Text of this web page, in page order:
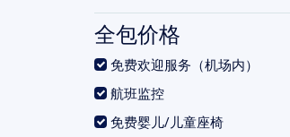
全包价格
免费欢迎服务（机场内）
航班监控
免费婴儿/儿童座椅